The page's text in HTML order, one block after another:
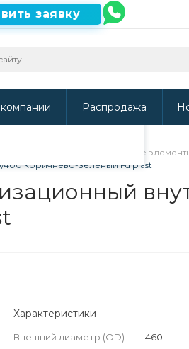
наш сайт, то
заявку
Распродажа
колодцы и соединительные
коричнево-зеленый Fd plast
Характеристики
Внешний диаметр (OD) — 460